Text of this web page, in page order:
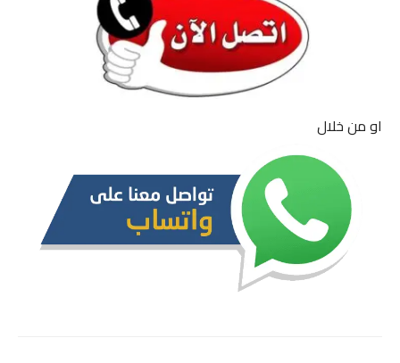
او من خلال